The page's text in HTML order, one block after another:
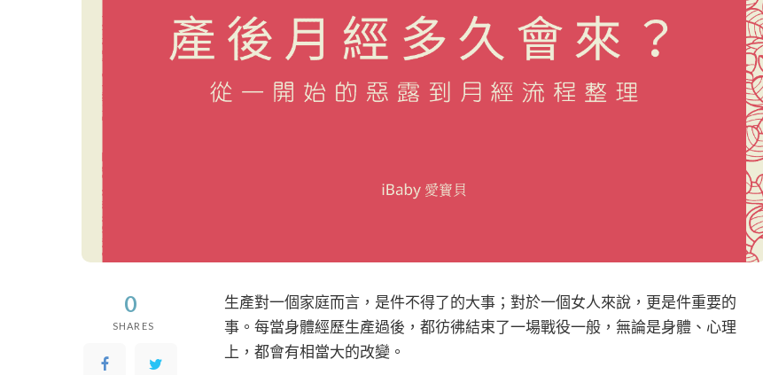
0
SHARES
生產對一個家庭而言，是件不得了的大事；對於一個女人來說，更是件重要的
事。每當身體經歷生產過後，都彷彿結束了一場戰役一般，無論是身體、心理
上，都會有相當大的改變。